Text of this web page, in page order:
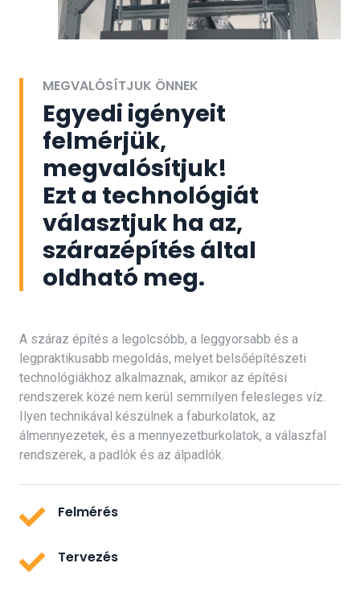
MEGVALÓSÍTJUK ÖNNEK
Egyedi igényeit
felmérjük,
megvalósítjuk!
Ezt a technológiát
választjuk ha az,
szárazépítés által
oldható meg.
A száraz építés a legolcsóbb, a leggyorsabb és a
legpraktikusabb megoldás, melyet belsőépítészeti
technológiákhoz alkalmaznak, amikor az építési
rendszerek közé nem kerül semmilyen felesleges víz.
Ilyen technikával készülnek a faburkolatok, az
álmennyezetek, és a mennyezetburkolatok, a válaszfal
rendszerek, a padlók és az álpadlók.
Felmérés
Tervezés